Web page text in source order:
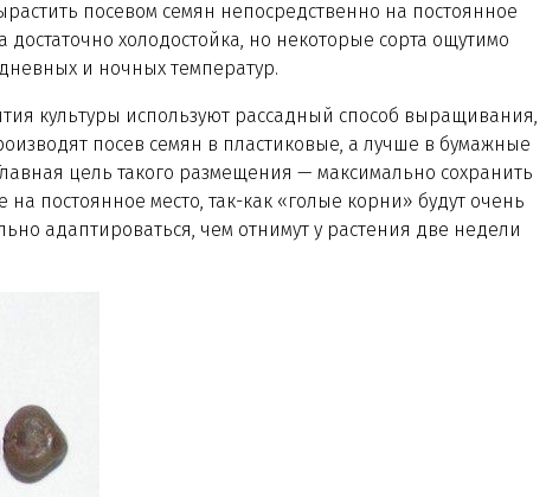
посевом семян непосредственно на постоянное
достаточно холодостойка, но некоторые сорта ощутимо
и ночных температур.
культуры используют рассадный способ выращивания,
посев семян в пластиковые, а лучше в бумажные
цель такого размещения — максимально сохранить
постоянное место, так-как «голые корни» будут очень
адаптироваться, чем отнимут у растения две недели